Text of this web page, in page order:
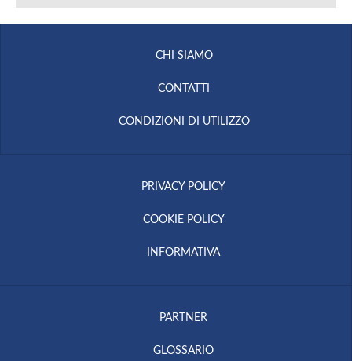
CHI SIAMO
CONTATTI
CONDIZIONI DI UTILIZZO
PRIVACY POLICY
COOKIE POLICY
INFORMATIVA
PARTNER
GLOSSARIO